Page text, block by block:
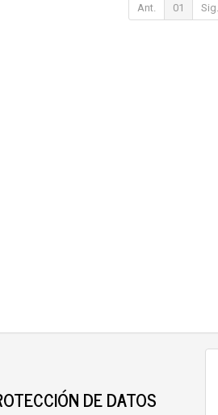
Ant. 01 Sig.
DE DATOS